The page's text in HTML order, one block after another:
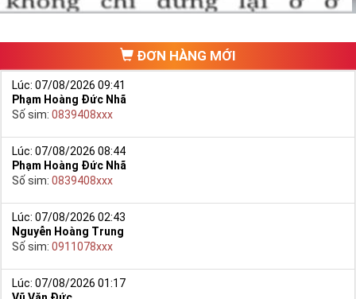
trang chủ. Đây là danh sách sim được đại lý giảm giá vì một số lý
Ngoài ra quý khách chưa ưng ý về Sim Tứ Quý 2 có cũng thể tham
khảo thêm Sim Vinaphone,Sim Gmobile, Sim Tứ Quý Giữa
ĐƠN HÀNG MỚI
Lúc: 07/08/2026 09:41
Phạm Hoàng Đức Nhã
Số sim: 0839408xxx
Lúc: 07/08/2026 08:44
Phạm Hoàng Đức Nhã
Số sim: 0839408xxx
Lúc: 07/08/2026 02:43
Nguyễn Hoàng Trung
Số sim: 0911078xxx
Lúc: 07/08/2026 01:17